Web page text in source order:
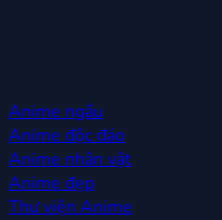
Anime ngầu
Anime độc đáo
Anime nhân vật
Anime đẹp
Thư viện Anime